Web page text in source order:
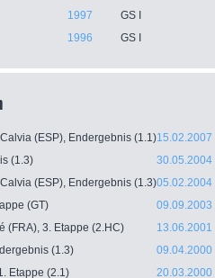
1997
GS I
1996 GS I
(ESP), Endergebnis (1.1)15.02.2007
(1.3)
30.05.2004
(ESP), Endergebnis (1.3)05.02.2004
(GT)
09.09.2003
(FRA), 3. Etappe (2.HC)
13.06.2001
(1.3)
09.04.2000
Etappe (2.1)
20.03.2000